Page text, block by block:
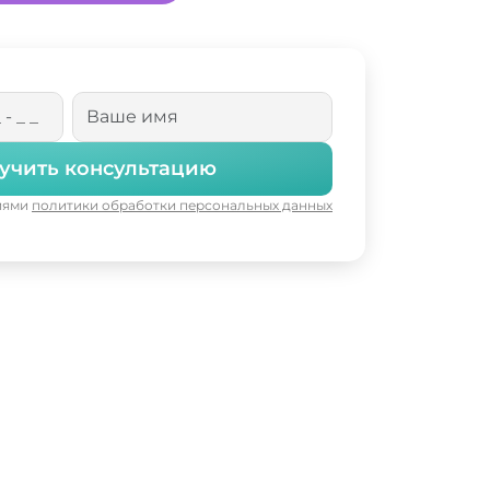
консультацию
политики обработки персональных данных